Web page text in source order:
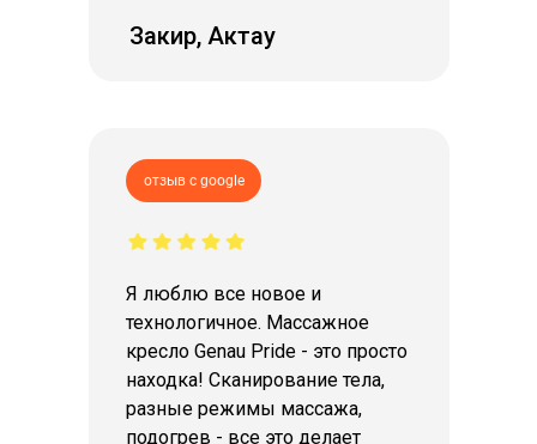
Закир, Актау
Я люблю все новое и
технологичное. Массажное
кресло Genau Pride - это просто
находка! Сканирование тела,
разные режимы массажа,
подогрев - все это делает
отзыв с google
Как купить
Способы оплаты
Гарантия и сервис
Блог
Политика конфиденциальности
Договор оферты
КОНТАКТЫ